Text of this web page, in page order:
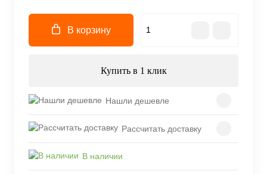
В корзину
Купить в 1 клик
Нашли дешевле
Рассчитать доставку
В наличии